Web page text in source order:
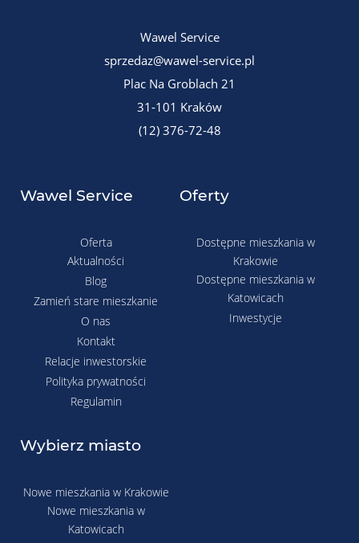
Wawel Service
sprzedaz@wawel-service.pl
Plac Na Groblach 21
31-101 Kraków
(12) 376-72-48
Wawel Service
Oferta
Aktualności
Blog
Zamień stare mieszkanie
O nas
Kontakt
Relacje inwestorskie
Polityka prywatności
Regulamin
Oferty
Dostępne mieszkania w
Krakowie
Dostępne mieszkania w
Katowicach
Inwestycje
Wybierz miasto
Nowe mieszkania w Krakowie
Nowe mieszkania w
Katowicach